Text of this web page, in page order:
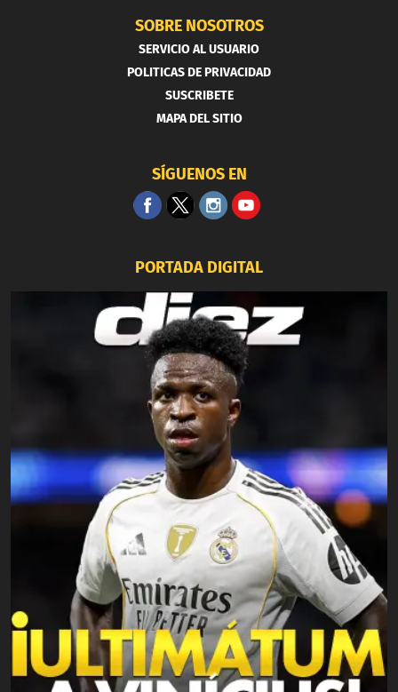
SOBRE NOSOTROS
SERVICIO AL USUARIO
POLITICAS DE PRIVACIDAD
SUSCRIBETE
MAPA DEL SITIO
SÍGUENOS EN
PORTADA DIGITAL